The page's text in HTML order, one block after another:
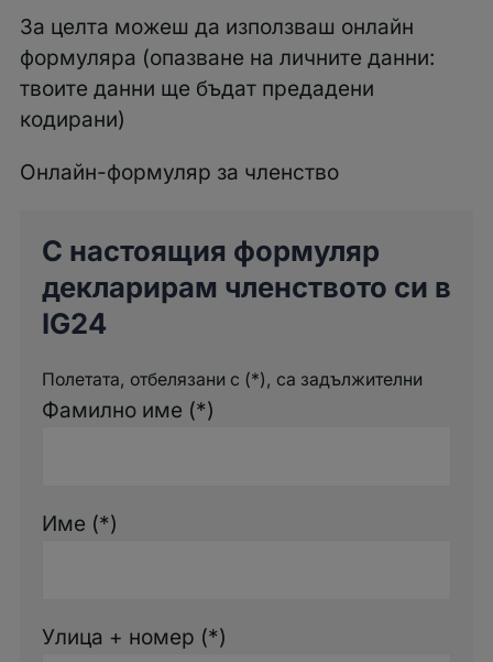
За целта можеш да използваш онлайн
формуляра (опазване на личните данни:
твоите данни ще бъдат предадени
кодирани)
Онлайн-формуляр за членство
С настоящия формуляр
декларирам членството си в
IG24
Полетата, отбелязани с (*), са задължителни
Фамилно име (*)
Име (*)
Улица + номер (*)